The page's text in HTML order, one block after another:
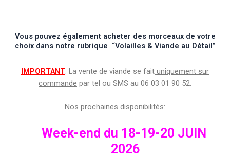
Vous pouvez également acheter des morceaux de votre
choix dans notre rubrique “Volailles & Viande au Détail”
IMPORTANT: La vente de viande se fait uniquement sur
commande par tel ou SMS au 06 03 01 90 52.
Nos prochaines disponibilités:
Week-end du 18-19-20 JUIN
2026